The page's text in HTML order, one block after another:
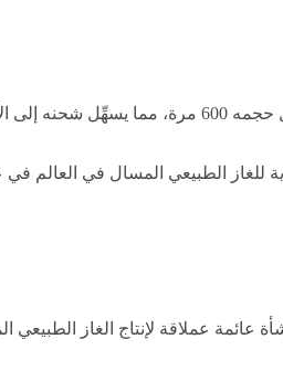
نبرِّد الغاز الطبيعي حتى -162 درجة مئوية (-260